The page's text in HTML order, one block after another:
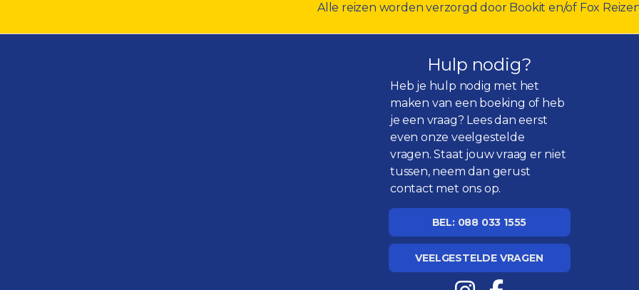
Alle reizen worden verzorgd door Bookit en/of Fox
Hulp nodig?
Heb je hulp nodig met het
maken van een boeking of heb
je een vraag? Lees dan eerst
even onzeveelgestelde
vragen. Staat jouw vraag er niet
tussen, neem dan gerust
contact met ons op.
BEL: 088 033 1555
VEELGESTELDE VRAGEN